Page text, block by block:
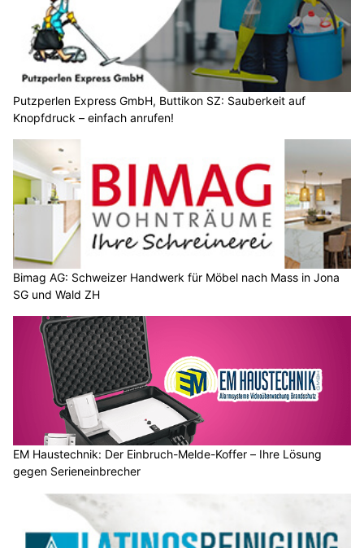
Putzperlen Express GmbH, Buttikon SZ: Sauberkeit auf
Knopfdruck – einfach anrufen!
Bimag AG: Schweizer Handwerk für Möbel nach Mass in Jona
SG und Wald ZH
EM Haustechnik: Der Einbruch-Melde-Koffer – Ihre Lösung
gegen Serieneinbrecher